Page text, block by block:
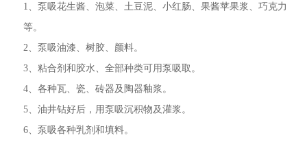
1、泵吸花生酱、泡菜、土豆泥、小红肠、果酱苹果浆、巧克力
等。
2、泵吸油漆、树胶、颜料。
3、粘合剂和胶水、全部种类可用泵吸取。
4、各种瓦、瓷、砖器及陶器釉浆。
5、油井钻好后，用泵吸沉积物及灌浆。
6、泵吸各种乳剂和填料。